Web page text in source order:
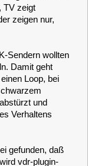
wollten
bei
daß
ist
auf
der